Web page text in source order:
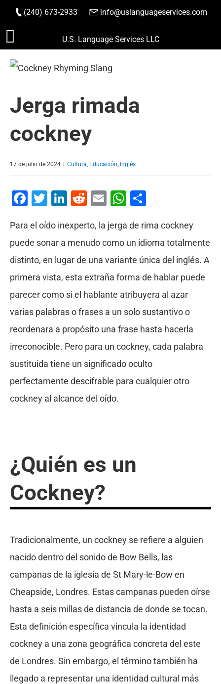
Saltar
contenido
(240) 673-2933 info@uslanguageservices.com
HACER PEDIDO
U.S. Language Services LLC
Jerga rimada
cockney
17 de julio de 2024 Cultura, Educación, Inglés
Facebook
Twitter
LinkedIn
Reddit
EmailWhatsApp
Para el oído inexperto, la jerga de rima cockney
puede sonar a menudo como un idioma totalmente
distinto, en lugar de una variante única del inglés. A
primera vista, esta extraña forma de hablar puede
parecer como si el hablante atribuyera al azar
varias palabras o frases a un solo sustantivo o
reordenara a propósito una frase hasta hacerla
irreconocible. Pero para un cockney, cada palabra
sustituida tiene un significado oculto
perfectamente descifrable para cualquier otro
cockney al alcance del oído.
¿Quién es un
Cockney?
Tradicionalmente, un cockney se refiere a alguien
nacido dentro del sonido de Bow Bells, las
campanas de la iglesia de St Mary-le-Bow en
Cheapside, Londres. Estas campanas pueden oírse
hasta a seis millas de distancia de donde se tocan.
Esta definición específica vincula la identidad
cockney a una zona geográfica concreta del este
de Londres. Sin embargo, el término también ha
llegado a representar una identidad cultural más